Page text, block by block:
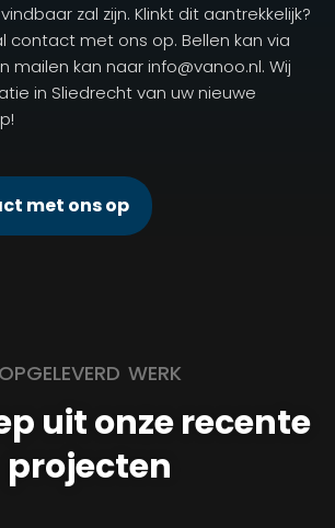
zal zijn. Klinkt dit aantrekkelijk?
contact met ons op. Bellen kan via
mailen kan naar info@vanoo.nl. Wij
in Sliedrecht van uw nieuwe
met ons op
OPGELEVERD WERK
uit onze recente
projecten